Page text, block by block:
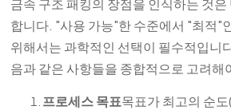
합니다. "사용 가능"한 수준에서 "최적"
위해서는 과학적인 선택이 필수적입니
음과 같은 사항들을 종합적으로 고려해
프로세스 목표목표가 최고의 순